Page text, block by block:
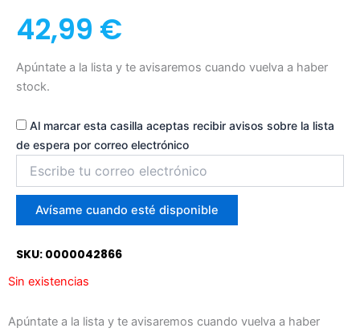
42,99 €
Apúntate a la lista y te avisaremos cuando vuelva a haber
stock.
Al marcar esta casilla aceptas recibir avisos sobre la lista
de espera por correo electrónico
correo
para
unirte
la
lista
de
Avísame cuando esté disponible
SKU: 0000042866
Sin existencias
Apúntate a la lista y te avisaremos cuando vuelva a haber